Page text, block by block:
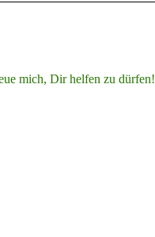
mich, Dir helfen zu dürfen!